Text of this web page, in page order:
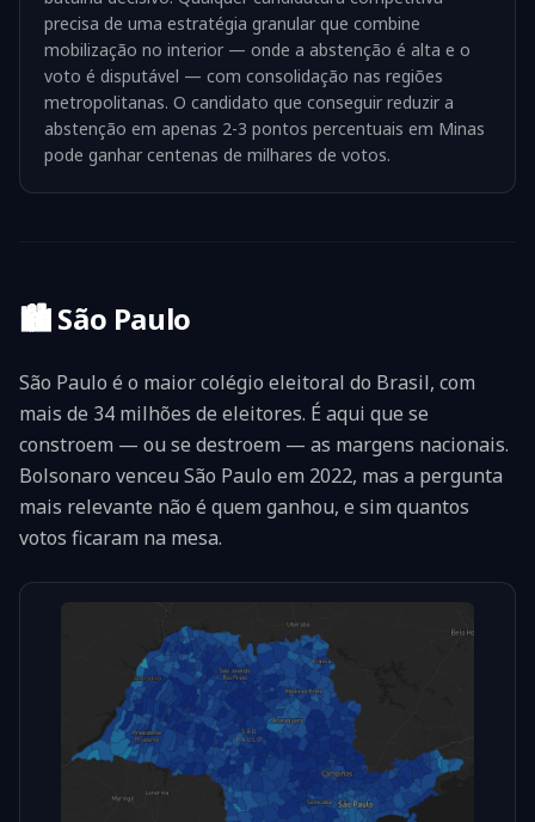
precisa de uma estratégia granular que combine
mobilização no interior — onde a abstenção é alta e o
voto é disputável — com consolidação nas regiões
metropolitanas. O candidato que conseguir reduzir a
abstenção em apenas 2-3 pontos percentuais em Minas
pode ganhar centenas de milhares de votos.
🏙️São Paulo
São Paulo é o maior colégio eleitoral do Brasil, com
mais de 34 milhões de eleitores. É aqui que se
constroem — ou se destroem — as margens nacionais.
Bolsonaro venceu São Paulo em 2022, mas a pergunta
mais relevante não é quem ganhou, e sim quantos
votos ficaram na mesa.